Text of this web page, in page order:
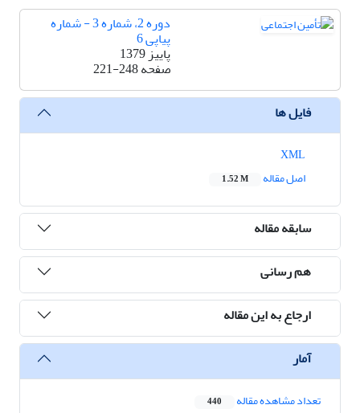
دوره 2، شماره 3 - شماره
پیاپی 6
پاییز 1379
صفحه221-248
فایل ها
اصل مقاله
1.52 M
سابقه مقاله
هم رسانی
ارجاع به این مقاله
آمار
تعداد مشاهده مقاله 440